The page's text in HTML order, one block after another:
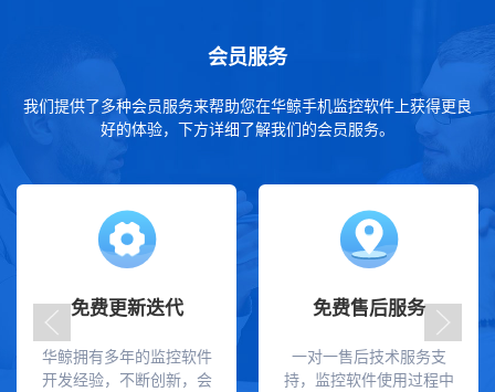
会员服务
我们提供了多种会员服务来帮助您在华鲸手机监控软件上获得更良
好的体验，下方详细了解我们的会员服务。
免费更新迭代
华鲸拥有多年的监控软件
开发经验，不断创新，会
免费售后服务
一对一售后技术服务支
持，监控软件使用过程中